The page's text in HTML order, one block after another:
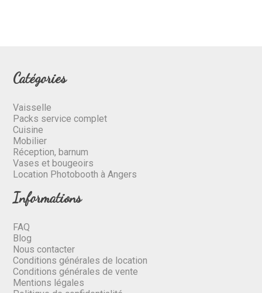
Catégories
Vaisselle
Packs service complet
Cuisine
Mobilier
Réception, barnum
Vases et bougeoirs
Location Photobooth à Angers
Informations
FAQ
Blog
Nous contacter
Conditions générales de location
Conditions générales de vente
Mentions légales